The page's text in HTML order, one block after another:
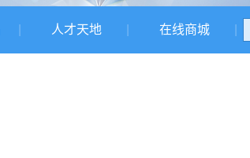
人才天地 在线商城